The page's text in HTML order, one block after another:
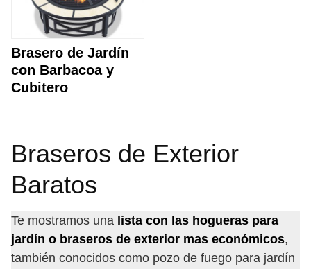
Brasero de Jardín
con Barbacoa y
Cubitero
Braseros de Exterior
Baratos
Te mostramos una lista con las hogueras para
jardín o braseros de exterior mas económicos,
también conocidos como pozo de fuego para jardín